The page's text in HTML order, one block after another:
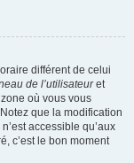
différent de celui
de l’utilisateuret
où vous vous
que la modification
accessible qu’aux
c’est le bon moment